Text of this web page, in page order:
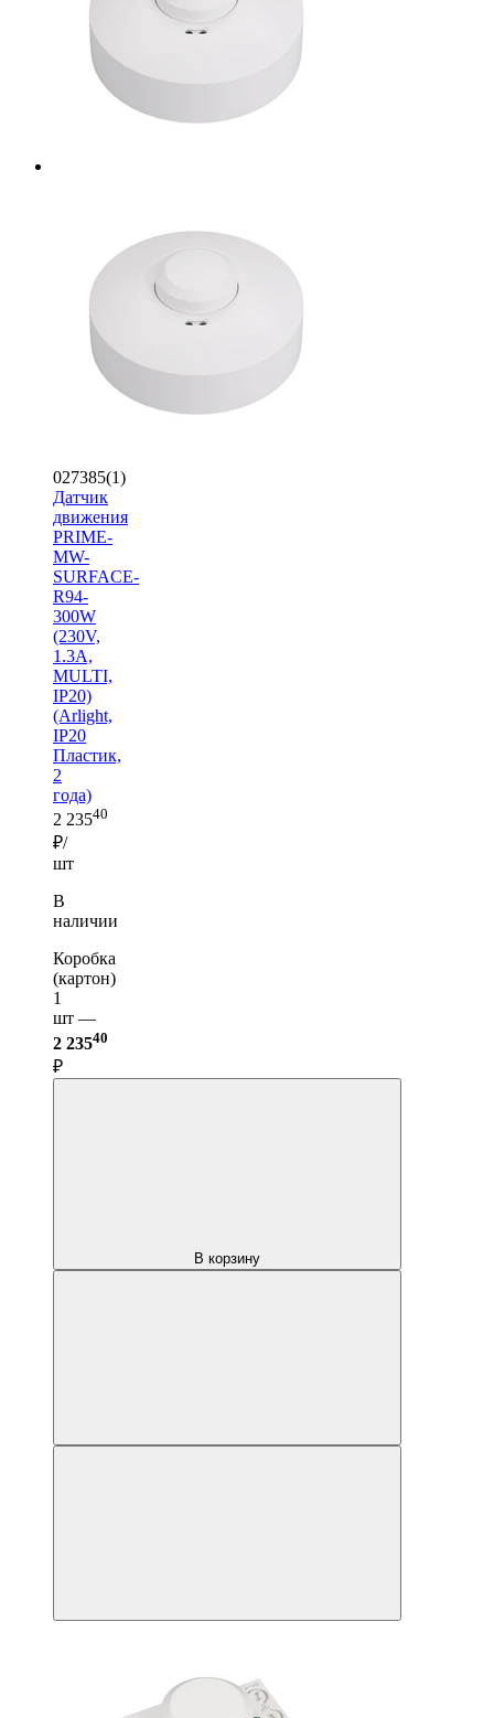
027385(1)
Датчик
движения
PRIME-
MW-
SURFACE-
R94-
300W
(230V,
1.3A,
MULTI,
IP20)
(Arlight,
IP20
Пластик,
2
года)
2 23540
₽/
шт
В
наличии
Коробка
(картон)
1
шт —
2 23540
₽
В корзину